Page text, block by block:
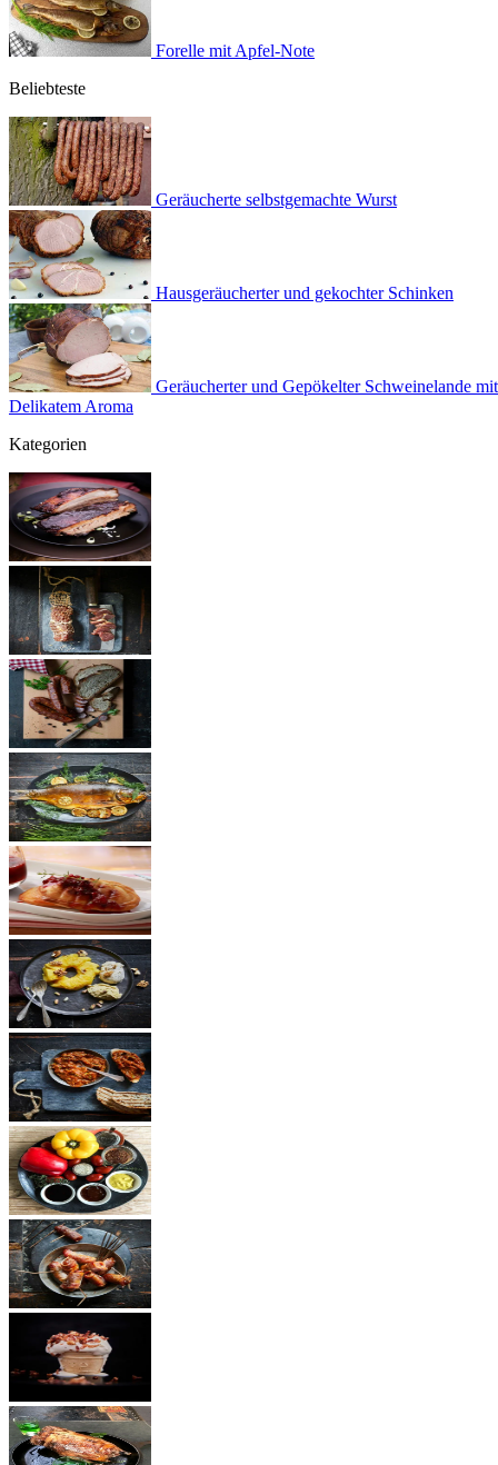
Forelle mit Apfel-Note
Beliebteste
Geräucherte selbstgemachte Wurst
Hausgeräucherter und gekochter Schinken
Geräucherter und Gepökelter Schweinelande mit
Delikatem Aroma
Kategorien